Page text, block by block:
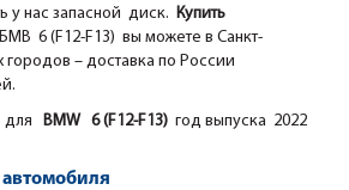
у нас запасной диск. Купить
6 (F12-F13) вы можете в Санкт-
– доставка по России
BMW 6 (F12-F13) год выпуска 2022